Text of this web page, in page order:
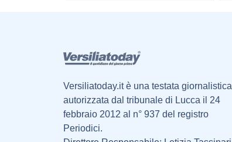
Versiliatoday.it è una testata giornalistica
autorizzata dal tribunale di Lucca il 24
febbraio 2012 al n° 937 del registro
Periodici.